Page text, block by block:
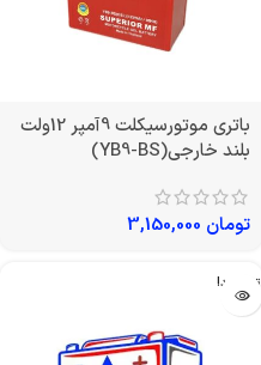
باتری موتورسیکلت 9آمپر 12ولت
بلند خارجی(YB9-BS)
تومان
تمام شد!